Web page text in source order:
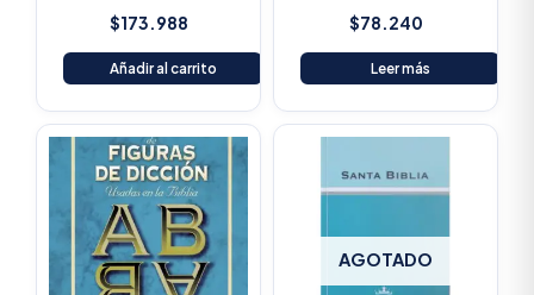
$173.988
Añadir al carrito
$78.240
Leer más
Original
price
was:
$125.900.
Current
price
AGOTADO